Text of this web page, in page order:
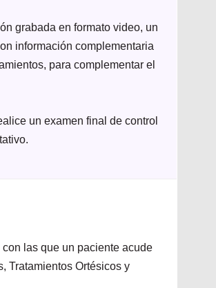
grabada en formato video, un
información complementaria
para complementar el
un examen final de control
las que un paciente acude
Tratamientos Ortésicos y